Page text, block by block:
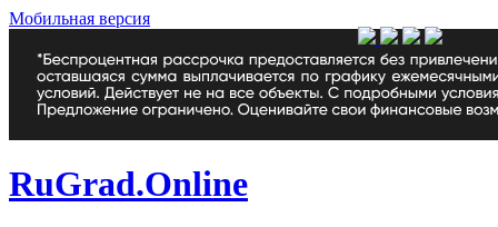
Мобильная версия
RuGrad.Online